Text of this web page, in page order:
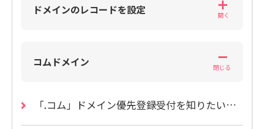
ドメインのレコードを設定
コムドメイン
「.コム」ドメイン優先登録受付を知りたい（受付終了）